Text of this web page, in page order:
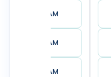
3:00 AM
3:30 AM
4:00 AM